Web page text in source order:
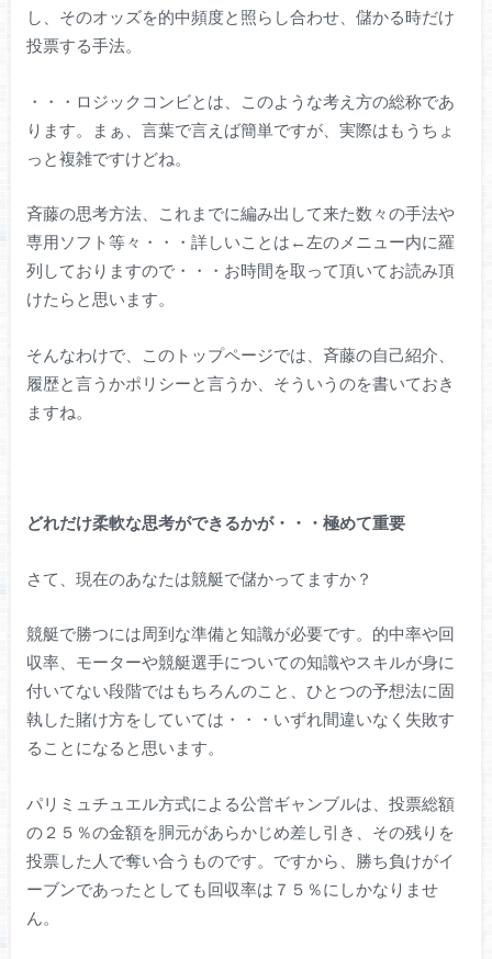
し、そのオッズを的中頻度と照らし合わせ、儲かる時だけ
投票する手法。
・・・ロジックコンビとは、このような考え方の総称であ
ります。まぁ、言葉で言えば簡単ですが、実際はもうちょ
っと複雑ですけどね。
斉藤の思考方法、これまでに編み出して来た数々の手法や
専用ソフト等々・・・詳しいことは←左のメニュー内に羅
列しておりますので・・・お時間を取って頂いてお読み頂
けたらと思います。
そんなわけで、このトップページでは、斉藤の自己紹介、
履歴と言うかポリシーと言うか、そういうのを書いておき
ますね。
どれだけ柔軟な思考ができるかが・・・極めて重要
さて、現在のあなたは競艇で儲かってますか？
競艇で勝つには周到な準備と知識が必要です。的中率や回
収率、モーターや競艇選手についての知識やスキルが身に
付いてない段階ではもちろんのこと、ひとつの予想法に固
執した賭け方をしていては・・・いずれ間違いなく失敗す
ることになると思います。
パリミュチュエル方式による公営ギャンブルは、投票総額
の２５％の金額を胴元があらかじめ差し引き、その残りを
投票した人で奪い合うものです。ですから、勝ち負けがイ
ーブンであったとしても回収率は７５％にしかなりませ
ん。